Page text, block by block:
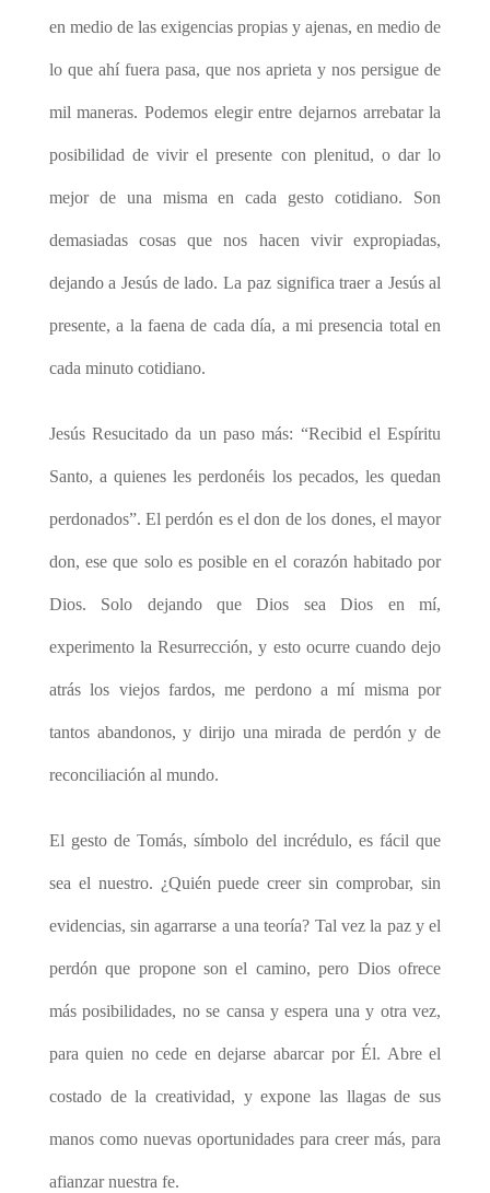
en medio de las exigencias propias y ajenas, en medio de
lo que ahí fuera pasa, que nos aprieta y nos persigue de
mil maneras. Podemos elegir entre dejarnos arrebatar la
posibilidad de vivir el presente con plenitud, o dar lo
mejor de una misma en cada gesto cotidiano. Son
demasiadas cosas que nos hacen vivir expropiadas,
dejando a Jesús de lado. La paz significa traer a Jesús al
presente, a la faena de cada día, a mi presencia total en
cada minuto cotidiano.
Jesús Resucitado da un paso más: “Recibid el Espíritu
Santo, a quienes les perdonéis los pecados, les quedan
perdonados”. El perdón es el don de los dones, el mayor
don, ese que solo es posible en el corazón habitado por
Dios. Solo dejando que Dios sea Dios en mí,
experimento la Resurrección, y esto ocurre cuando dejo
atrás los viejos fardos, me perdono a mí misma por
tantos abandonos, y dirijo una mirada de perdón y de
reconciliación al mundo.
El gesto de Tomás, símbolo del incrédulo, es fácil que
sea el nuestro. ¿Quién puede creer sin comprobar, sin
evidencias, sin agarrarse a una teoría? Tal vez la paz y el
perdón que propone son el camino, pero Dios ofrece
más posibilidades, no se cansa y espera una y otra vez,
para quien no cede en dejarse abarcar por Él. Abre el
costado de la creatividad, y expone las llagas de sus
manos como nuevas oportunidades para creer más, para
afianzar nuestra fe.